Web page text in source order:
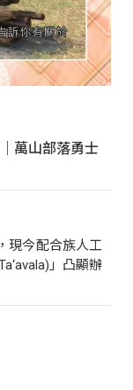
萬山部落勇士
現今配合族人工
」凸顯辦